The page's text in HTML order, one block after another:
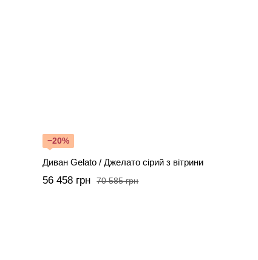
−20%
Диван Gelato / Джелато сірий з вітрини
70 585 грн
56 458 грн